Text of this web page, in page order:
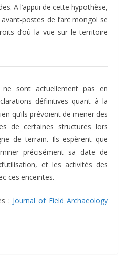
A l’appui de cette hypothèse,
postes de l’arc mongol se
d’où la vue sur le territoire
ne sont actuellement pas en
définitives quant à la
qu’ils prévoient de mener des
de certaines structures lors
de terrain. Ils espèrent que
précisément sa date de
et les activités des
ces enceintes.
: Journal of Field Archaeology